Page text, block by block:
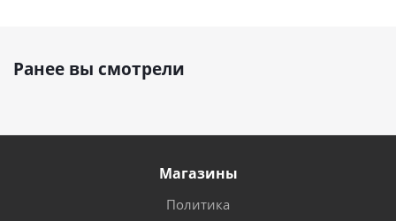
Ранее вы смотрели
Магазины
Политика